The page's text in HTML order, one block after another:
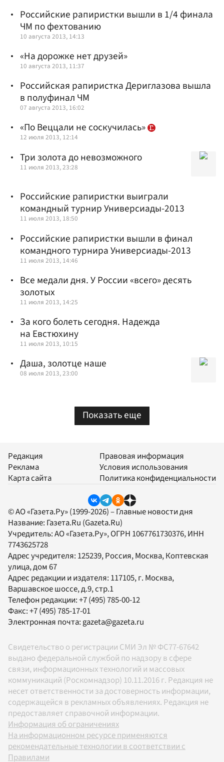
Российские рапиристки вышли в 1/4 финала
ЧМ по фехтованию
10 августа 2013, 14:13
«На дорожке нет друзей»
10 августа 2013, 11:37
Российская рапиристка Дериглазова вышла
в полуфинал ЧМ
07 августа 2013, 16:02
«По Веццали не соскучилась»
12 июля 2013, 12:14
Три золота до невозможного
11 июля 2013, 23:28
Российские рапиристки выиграли
командный турнир Универсиады-2013
11 июля 2013, 18:50
Российские рапиристки вышли в финал
командного турнира Универсиады-2013
11 июля 2013, 14:46
Все медали дня. У России «всего» десять
золотых
11 июля 2013, 14:25
За кого болеть сегодня. Надежда
на Евстюхину
11 июля 2013, 10:15
Даша, золотце наше
08 июля 2013, 23:00
Показать еще
Редакция
Реклама
Карта сайта
Правовая информация
Условия использования
Политика конфиденциальности
© АО «Газета.Ру» (1999-2026) – Главные новости дня
Название: Газета.Ru (Gazeta.Ru)
Учредитель:АО «Газета.Ру», ОГРН 1067761730376, ИНН
7743625728
Адрес учредителя: 125239, Россия, Москва, Коптевская
улица, дом 67
Адрес редакции и издателя: 117105, г. Москва,
Варшавское шоссе, д.9, стр.1
Телефон редакции:+7 (495) 785-00-12
Факс:+7 (495) 785-17-01
Электронная почта: gazeta@gazeta.ru
Свидетельство о регистрации СМИ Эл № ФС77-67642
выдано федеральной службой по надзору в сфере
связи, информационных технологий и массовых
коммуникаций (Роскомнадзор) 10.11.2016 г. Редакция не
несет ответственности за достоверность информации,
содержащейся в рекламных объявлениях. Редакция не
предоставляет справочной информации.
Информация об ограничениях
На информационном ресурсе применяются
рекомендательные технологии в соответствии с
Правилами